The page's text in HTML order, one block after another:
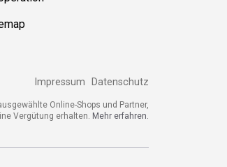
Impressum Datenschutz
Online-Shops und Partner,
Vergütung erhalten. Mehr erfahren.